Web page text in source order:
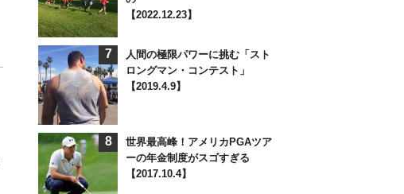
【2022.12.23】
7
人間の極限パワーに挑む「スト
ロングマン・コンテスト」
【2019.4.9】
8
世界最高峰！アメリカPGAツア
ーの年金制度がスゴすぎる
【2017.10.4】